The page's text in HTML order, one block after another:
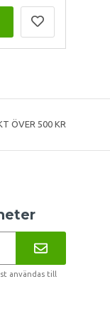
ÖVER 500 KR
användas till